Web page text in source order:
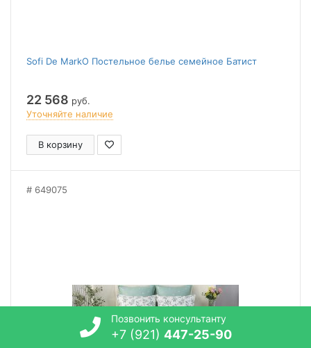
Sofi De MarkO Постельное белье семейное Батист
22 568 руб.
Уточняйте наличие
В корзину
649075
Позвонить консультанту
+7 (921) 447-25-90